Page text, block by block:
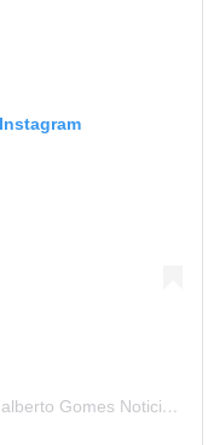
Uma publicação partilhada por Blog Adalberto Gomes Noticias (@blogadalbertogomesnoticiass)